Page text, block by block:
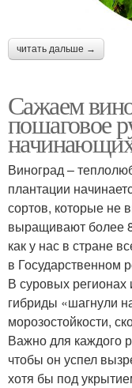
читать дальше →
Сажаем
пошаговое
Виноград –
плантации
сортов, которые не
выращивают более
как у нас в стране
в Государственном
В суровых
гибриды «шагнули
морозостойкости,
Важно для каждого
чтобы он успел
хотя бы под